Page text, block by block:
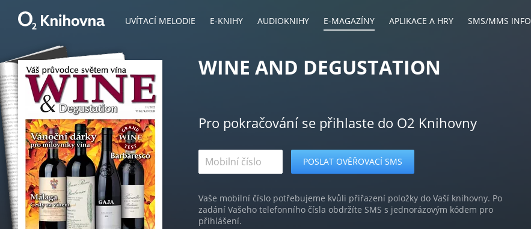
UVÍTACÍ MELODIE E-KNIHY AUDIOKNIHY E-MAGAZÍNY APLIKACE A HRY SMS/MMS INFO
WINE AND DEGUSTATION
Pro pokračování se přihlaste do O2 Knihovny
Vaše mobilní číslo potřebujeme kvůli přiřazení položky do Vaší knihovny. Po
zadání Vašeho telefonního čísla obdržíte SMS s jednorázovým kódem pro
přihlášení.